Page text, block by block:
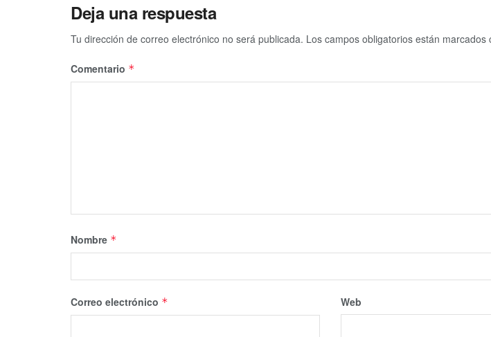
Deja una respuesta
Tu dirección de correo electrónico no será publicada. Los campos obligatorios están marcados
Comentario *
Nombre *
Correo electrónico * Web